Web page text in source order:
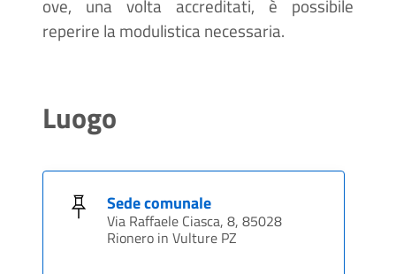
ove, una volta accreditati, è possibile
reperire la modulistica necessaria.
Luogo
Sede comunale
Via Raffaele Ciasca, 8, 85028
Rionero in Vulture PZ